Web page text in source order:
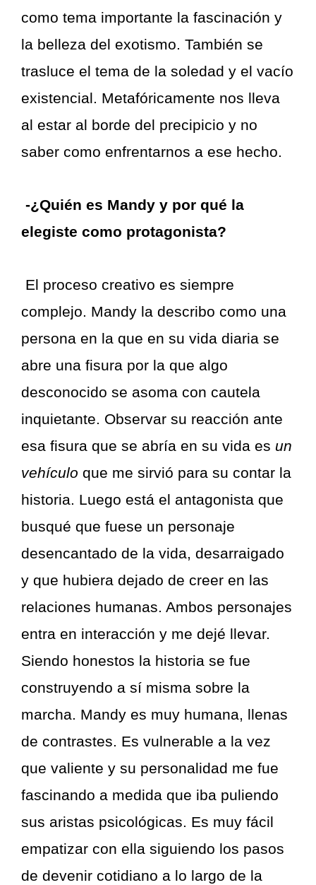
como tema importante la fascinación y
la belleza del exotismo. También se
trasluce el tema de la soledad y el vacío
existencial. Metafóricamente nos lleva
al estar al borde del precipicio y no
saber como enfrentarnos a ese hecho.
-¿Quién es Mandy y por qué la
elegiste como protagonista?
El proceso creativo es siempre
complejo. Mandy la describo como una
persona en la que en su vida diaria se
abre una fisura por la que algo
desconocido se asoma con cautela
inquietante. Observar su reacción ante
esa fisura que se abría en su vida es un
vehículo que me sirvió para su contar la
historia. Luego está el antagonista que
busqué que fuese un personaje
desencantado de la vida, desarraigado
y que hubiera dejado de creer en las
relaciones humanas. Ambos personajes
entra en interacción y me dejé llevar.
Siendo honestos la historia se fue
construyendo a sí misma sobre la
marcha. Mandy es muy humana, llenas
de contrastes. Es vulnerable a la vez
que valiente y su personalidad me fue
fascinando a medida que iba puliendo
sus aristas psicológicas. Es muy fácil
empatizar con ella siguiendo los pasos
de devenir cotidiano a lo largo de la